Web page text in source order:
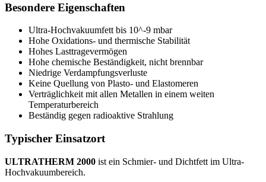
Besondere Eigenschaften
Ultra-Hochvakuumfett bis 10^-9 mbar
Hohe Oxidations- und thermische Stabilität
Hohes Lasttragevermögen
Hohe chemische Beständigkeit, nicht brennbar
Niedrige Verdampfungsverluste
Keine Quellung von Plasto- und Elastomeren
Verträglichkeit mit allen Metallen in einem weiten
Temperaturbereich
Beständig gegen radioaktive Strahlung
Typischer Einsatzort
ULTRATHERM 2000 ist ein Schmier- und Dichtfett im Ultra-
Hochvakuumbereich.